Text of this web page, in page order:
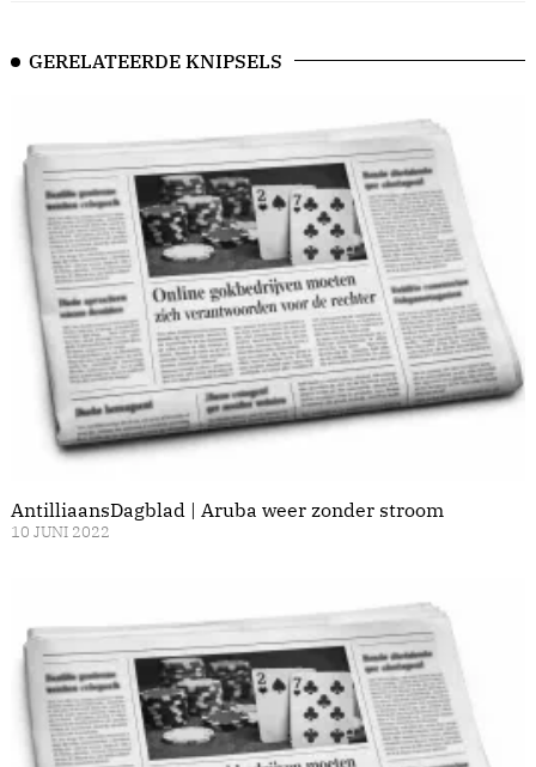
GERELATEERDE KNIPSELS
AntilliaansDagblad | Aruba weer zonder stroom
10 JUNI 2022